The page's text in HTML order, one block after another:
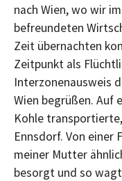
nach Wien, wo wir
befreundeten
Zeit übernachten
Zeitpunkt als
Interzonenausweis
Wien begrüßen. Auf
Kohle
Ennsdorf. Von einer
meiner Mutter
besorgt und so